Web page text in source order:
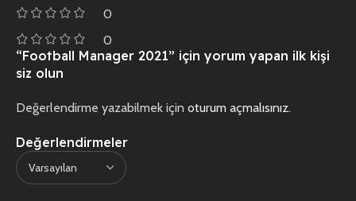
0
0
Değerlendirmeler
“Football Manager 2021” için yorum yapan ilk kişi
siz olun
Değerlendirme yazabilmek için oturum açmalısınız.